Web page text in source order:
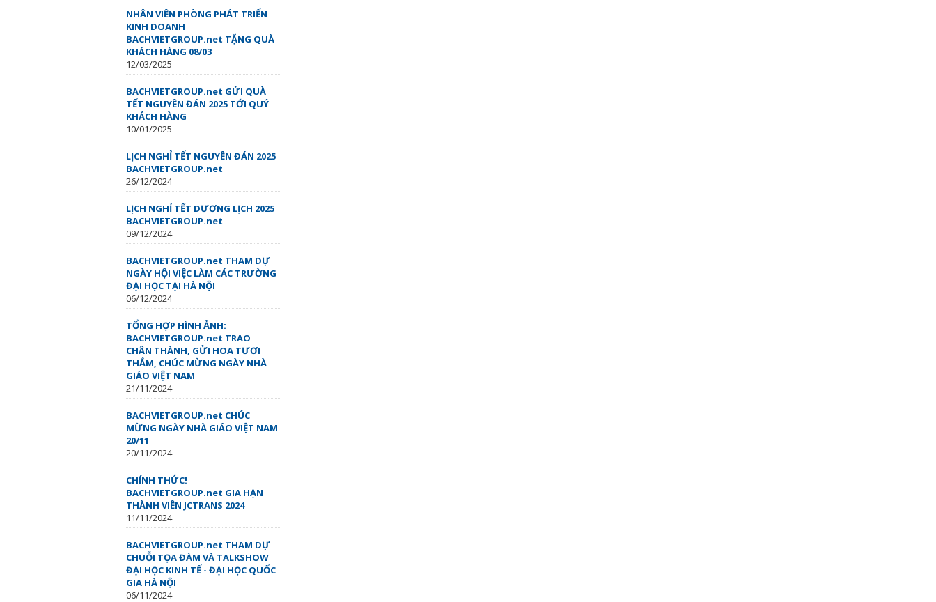
NHÂN VIÊN PHÒNG PHÁT TRIỂN
KINH DOANH
BACHVIETGROUP.net TẶNG QUÀ
KHÁCH HÀNG 08/03
12/03/2025
BACHVIETGROUP.net GỬI QUÀ
TẾT NGUYÊN ĐÁN 2025 TỚI QUÝ
KHÁCH HÀNG
10/01/2025
LỊCH NGHỈ TẾT NGUYÊN ĐÁN 2025
BACHVIETGROUP.net
26/12/2024
LỊCH NGHỈ TẾT DƯƠNG LỊCH 2025
BACHVIETGROUP.net
09/12/2024
BACHVIETGROUP.net THAM DỰ
NGÀY HỘI VIỆC LÀM CÁC TRƯỜNG
ĐẠI HỌC TẠI HÀ NỘI
06/12/2024
TỔNG HỢP HÌNH ẢNH:
BACHVIETGROUP.net TRAO
CHÂN THÀNH, GỬI HOA TƯƠI
THẮM, CHÚC MỪNG NGÀY NHÀ
GIÁO VIỆT NAM
21/11/2024
BACHVIETGROUP.net CHÚC
MỪNG NGÀY NHÀ GIÁO VIỆT NAM
20/11
20/11/2024
CHÍNH THỨC!
BACHVIETGROUP.net GIA HẠN
THÀNH VIÊN JCTRANS 2024
11/11/2024
BACHVIETGROUP.net THAM DỰ
CHUỖI TỌA ĐÀM VÀ TALKSHOW
ĐẠI HỌC KINH TẾ - ĐẠI HỌC QUỐC
GIA HÀ NỘI
06/11/2024